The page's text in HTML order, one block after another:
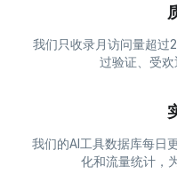
我们只收录月访问量超过
过验证、受欢
我们的AI工具数据库每日
化和流量统计，